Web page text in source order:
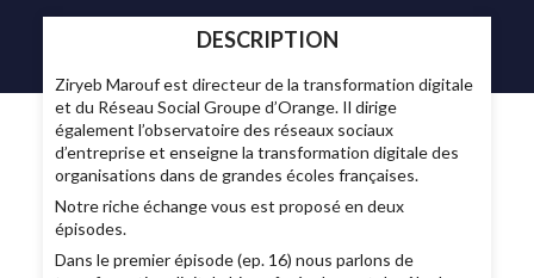
DESCRIPTION
Ziryeb Marouf est directeur de la transformation digitale
et du Réseau Social Groupe d’Orange. Il dirige
également l’observatoire des réseaux sociaux
d’entreprise et enseigne la transformation digitale des
organisations dans de grandes écoles françaises.
Notre riche échange vous est proposé en deux
épisodes.
Dans le premier épisode (ep. 16) nous parlons de